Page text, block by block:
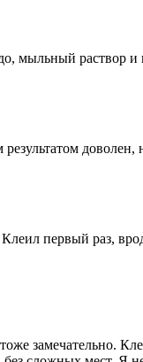
мыльный раствор и
первый раз,
замечательно.